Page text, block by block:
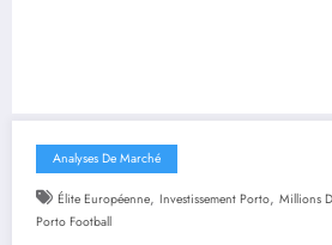
Analyses De Marché
Élite Européenne, Investissement Porto, Millions
Porto Football